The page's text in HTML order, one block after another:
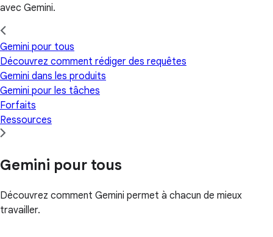
avec Gemini.
Gemini pour tous
Découvrez comment rédiger des requêtes
Gemini dans les produits
Gemini pour les tâches
Forfaits
Ressources
Gemini pour tous
Découvrez comment Gemini permet à chacun de mieux
travailler.